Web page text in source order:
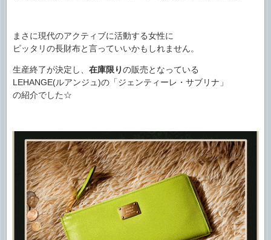
まさに現代のアクティブに活動する女性に
ピッタリの長財布と言っていいかもしれません。
生産終了が決定し、 在庫限りの販売となっている
LEHANGE(ルアンジュ)の「ジェンティーレ・サブリナ」
の紹介でした☆